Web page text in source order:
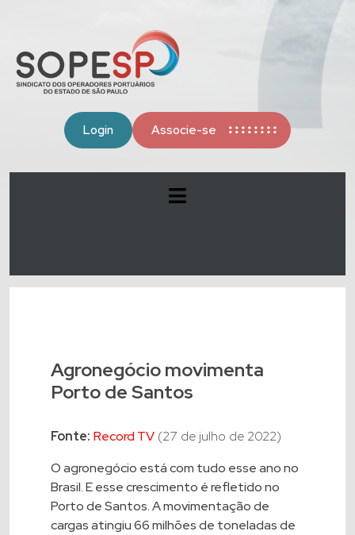
Login Associe-se
Agronegócio movimenta
Porto de Santos
Fonte: Record TV (27 de julho de 2022)
O agronegócio está com tudo esse ano no
Brasil. E esse crescimento é refletido no
Porto de Santos. A movimentação de
cargas atingiu 66 milhões de toneladas de